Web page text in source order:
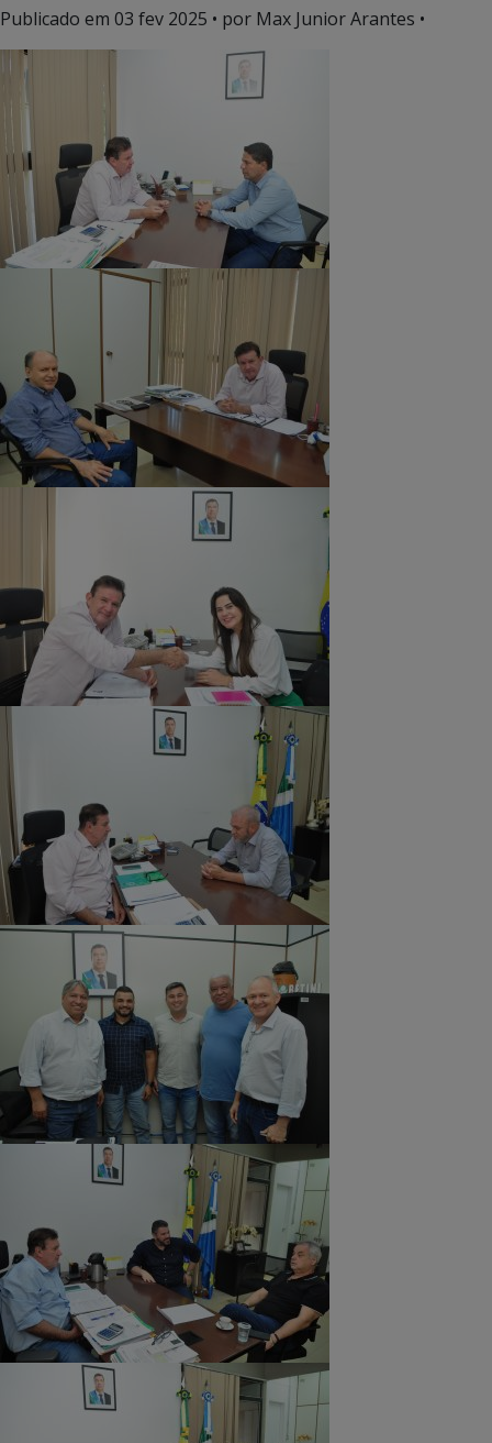
Publicado em 03 fev 2025 • por Max Junior Arantes •